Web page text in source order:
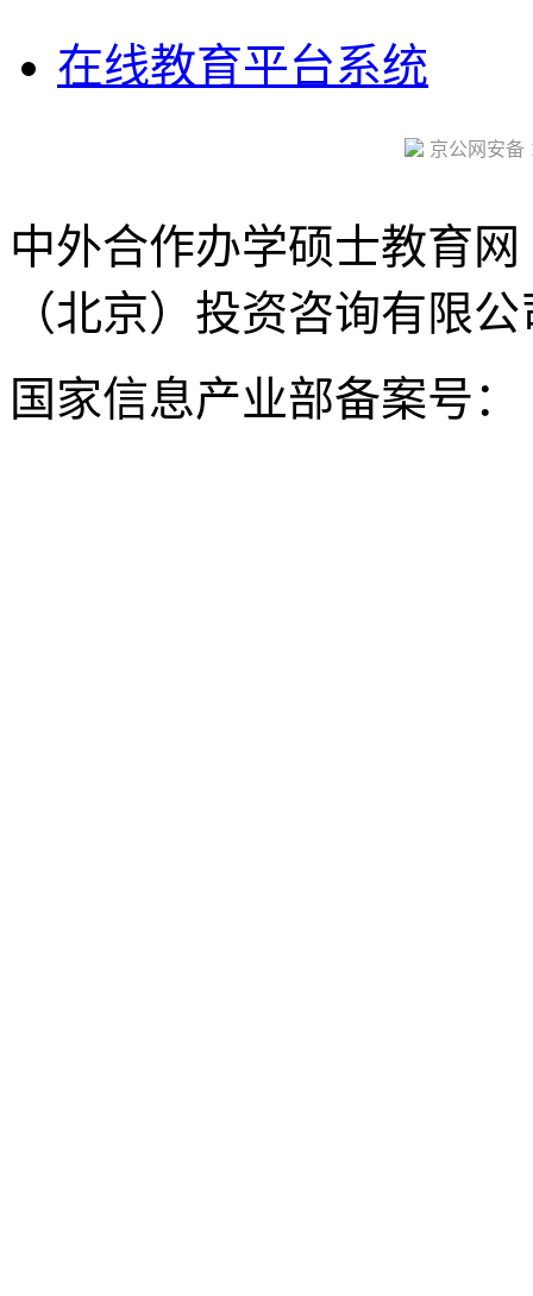
在线教育平台系统
京公网安备
中外合作办学硕士教育网
（北京）投资咨询有限
国家信息产业部备案号：